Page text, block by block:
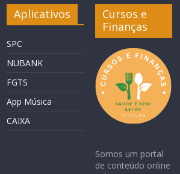
Aplicativos
SPC
NUBANK
FGTS
App Música
CAIXA
Cursos e
Finanças
Somos um portal
de conteúdo online